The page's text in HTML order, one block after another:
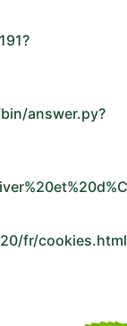
answer.py?
fr/cookies.html